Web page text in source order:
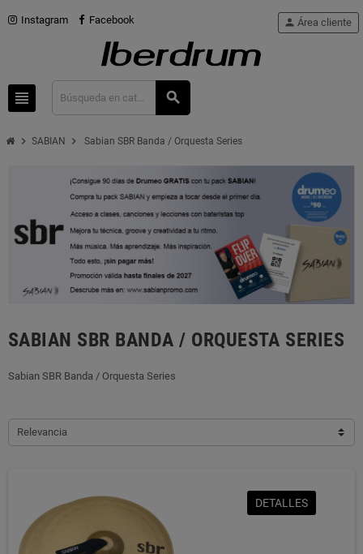
Instagram Facebook
view_headline search
person Área cliente
chevron_right SABIAN chevron_right Sabian SBR Banda / Orquesta Series
SABIAN SBR BANDA / ORQUESTA SERIES
Sabian SBR Banda / Orquesta Series
Relevancia
DETALLES